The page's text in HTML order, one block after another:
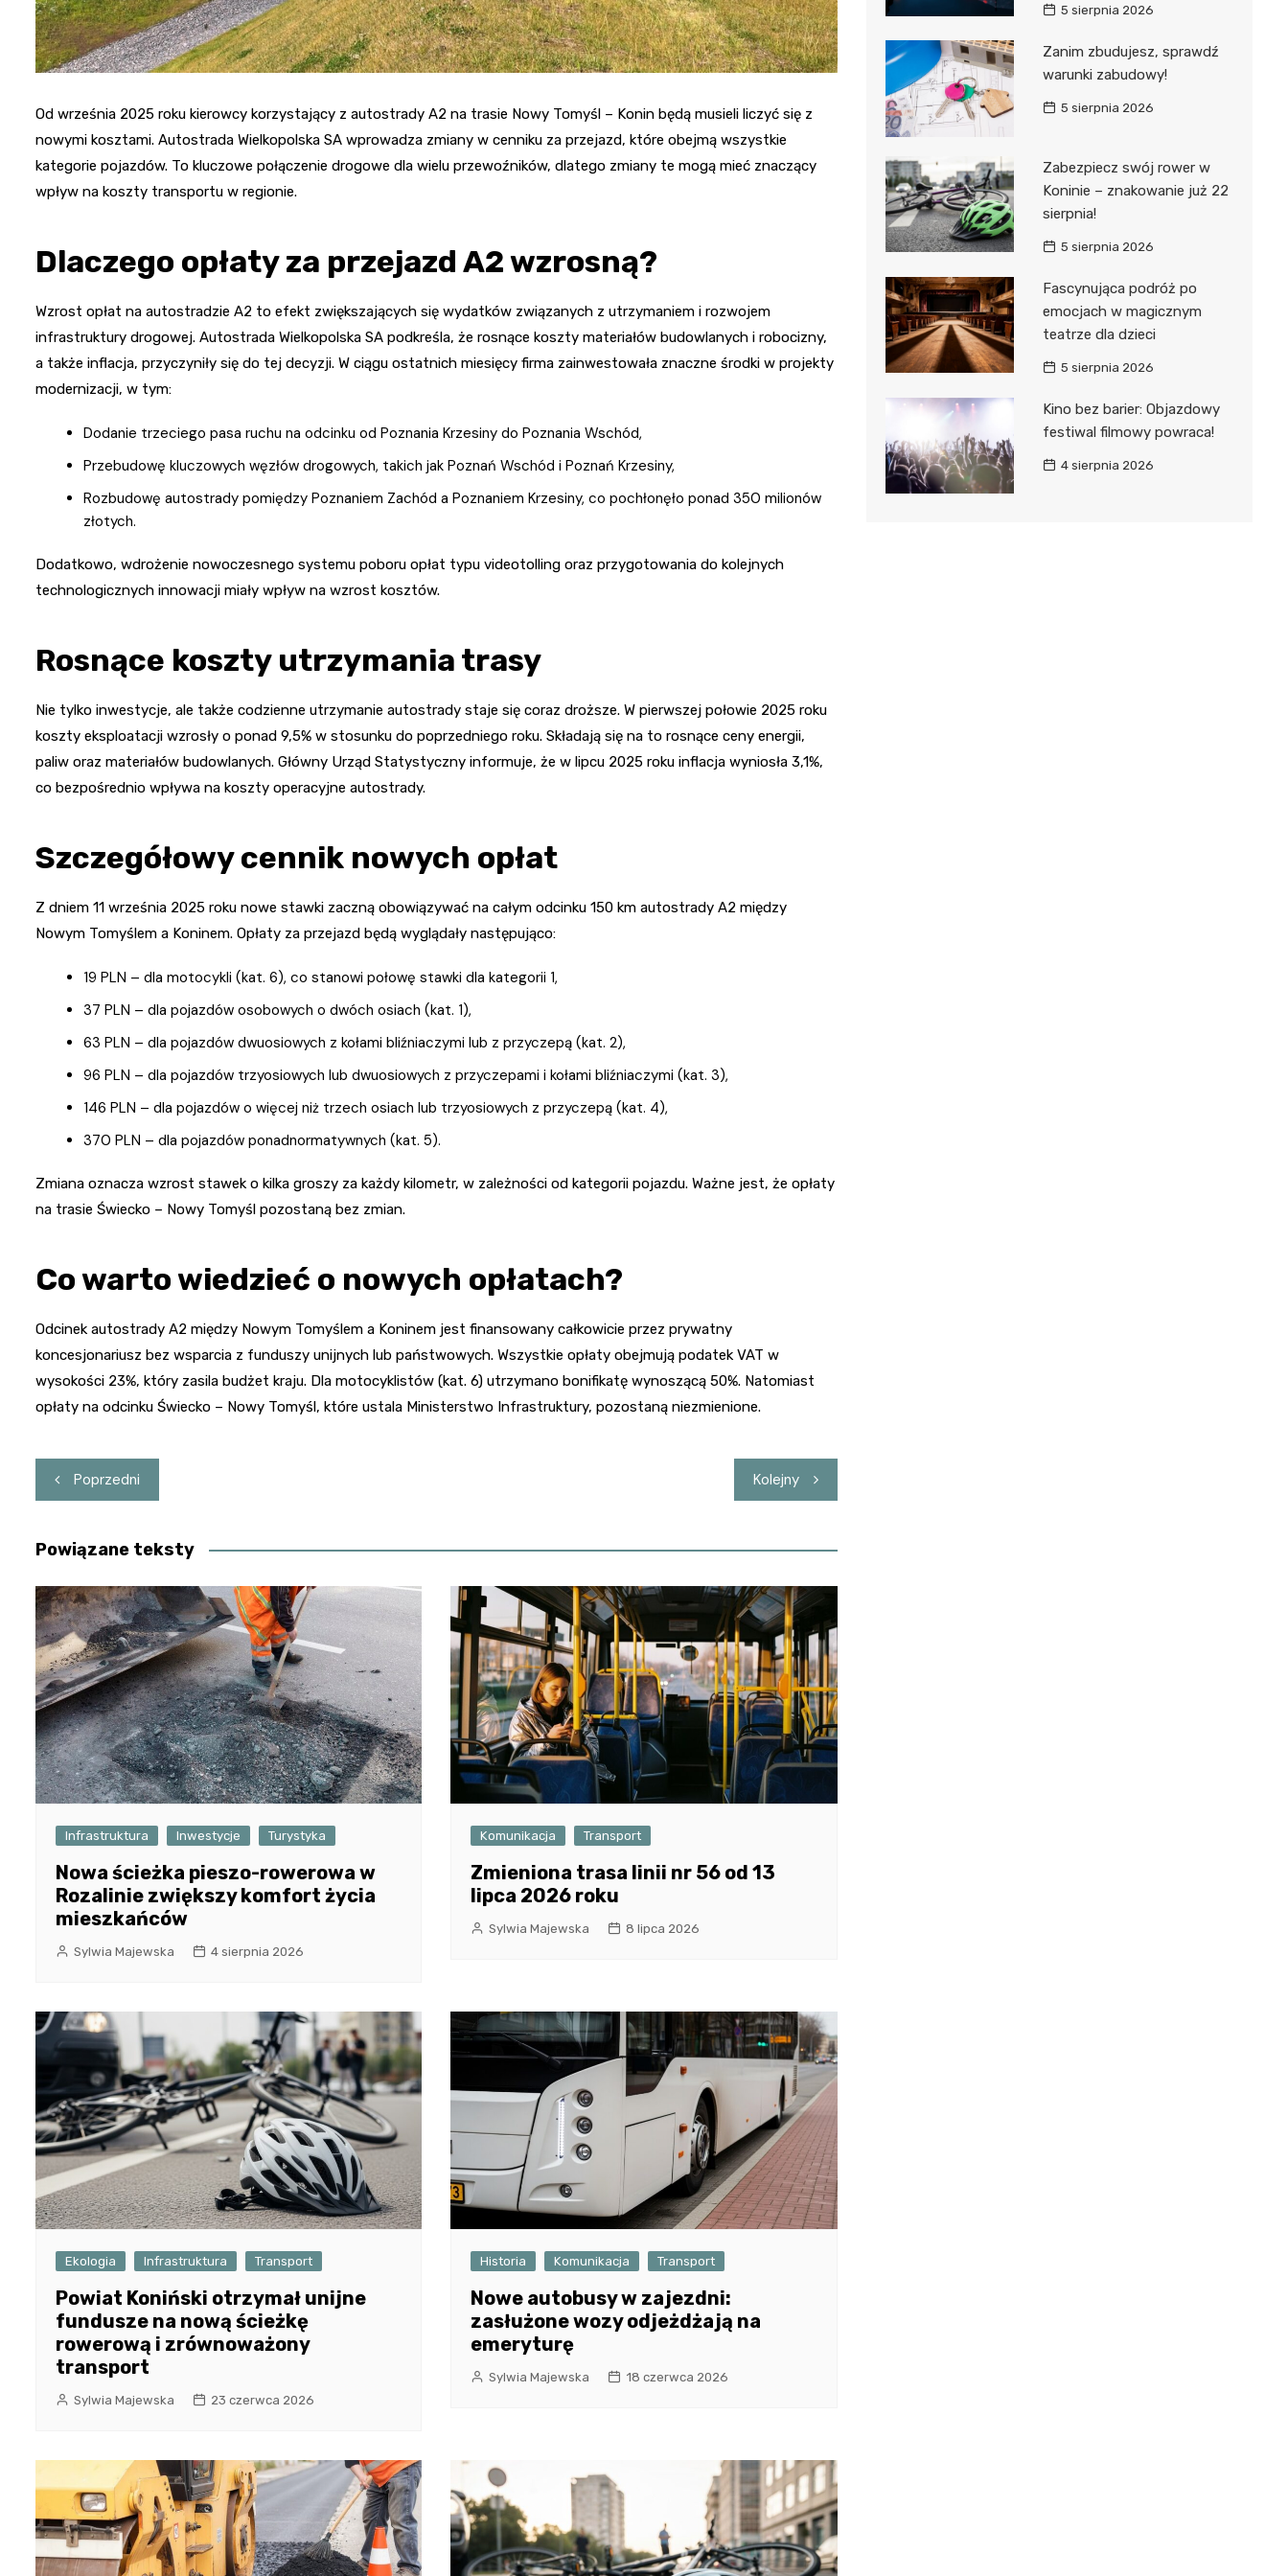
Od września 2025 roku kierowcy korzystający z autostrady A2 na trasie Nowy Tomyśl – Konin będą musieli liczyć się z
nowymi kosztami. Autostrada Wielkopolska SA wprowadza zmiany w cenniku za przejazd, które obejmą wszystkie
kategorie pojazdów. To kluczowe połączenie drogowe dla wielu przewoźników, dlatego zmiany te mogą mieć znaczący
wpływ na koszty transportu w regionie.
Dlaczego opłaty za przejazd A2 wzrosną?
Wzrost opłat na autostradzie A2 to efekt zwiększających się wydatków związanych z utrzymaniem i rozwojem
infrastruktury drogowej. Autostrada Wielkopolska SA podkreśla, że rosnące koszty materiałów budowlanych i robocizny,
a także inflacja, przyczyniły się do tej decyzji. W ciągu ostatnich miesięcy firma zainwestowała znaczne środki w projekty
modernizacji, w tym:
Dodanie trzeciego pasa ruchu na odcinku od Poznania Krzesiny do Poznania Wschód,
Przebudowę kluczowych węzłów drogowych, takich jak Poznań Wschód i Poznań Krzesiny,
Rozbudowę autostrady pomiędzy Poznaniem Zachód a Poznaniem Krzesiny, co pochłonęło ponad 350 milionów
złotych.
Dodatkowo, wdrożenie nowoczesnego systemu poboru opłat typu videotolling oraz przygotowania do kolejnych
technologicznych innowacji miały wpływ na wzrost kosztów.
Rosnące koszty utrzymania trasy
Nie tylko inwestycje, ale także codzienne utrzymanie autostrady staje się coraz droższe. W pierwszej połowie 2025 roku
koszty eksploatacji wzrosły o ponad 9,5% w stosunku do poprzedniego roku. Składają się na to rosnące ceny energii,
paliw oraz materiałów budowlanych. Główny Urząd Statystyczny informuje, że w lipcu 2025 roku inflacja wyniosła 3,1%,
co bezpośrednio wpływa na koszty operacyjne autostrady.
Szczegółowy cennik nowych opłat
Z dniem 11 września 2025 roku nowe stawki zaczną obowiązywać na całym odcinku 150 km autostrady A2 między
Nowym Tomyślem a Koninem. Opłaty za przejazd będą wyglądały następująco:
19 PLN – dla motocykli (kat. 6), co stanowi połowę stawki dla kategorii 1,
37 PLN – dla pojazdów osobowych o dwóch osiach (kat. 1),
63 PLN – dla pojazdów dwuosiowych z kołami bliźniaczymi lub z przyczepą (kat. 2),
96 PLN – dla pojazdów trzyosiowych lub dwuosiowych z przyczepami i kołami bliźniaczymi (kat. 3),
146 PLN – dla pojazdów o więcej niż trzech osiach lub trzyosiowych z przyczepą (kat. 4),
370 PLN – dla pojazdów ponadnormatywnych (kat. 5).
Zmiana oznacza wzrost stawek o kilka groszy za każdy kilometr, w zależności od kategorii pojazdu. Ważne jest, że opłaty
na trasie Świecko – Nowy Tomyśl pozostaną bez zmian.
Co warto wiedzieć o nowych opłatach?
Odcinek autostrady A2 między Nowym Tomyślem a Koninem jest finansowany całkowicie przez prywatny
koncesjonariusz bez wsparcia z funduszy unijnych lub państwowych. Wszystkie opłaty obejmują podatek VAT w
wysokości 23%, który zasila budżet kraju. Dla motocyklistów (kat. 6) utrzymano bonifikatę wynoszącą 50%. Natomiast
opłaty na odcinku Świecko – Nowy Tomyśl, które ustala Ministerstwo Infrastruktury, pozostaną niezmienione.
Nawigacja
wpisu
Poprzedni Kolejny
Powiązane teksty
Infrastruktura Inwestycje Turystyka
Nowa ścieżka pieszo-rowerowa w
Rozalinie zwiększy komfort życia
mieszkańców
Sylwia Majewska 4 sierpnia 2026
Komunikacja Transport
Zmieniona trasa linii nr 56 od 13
lipca 2026 roku
Sylwia Majewska 8 lipca 2026
Ekologia Infrastruktura Transport
Powiat Koniński otrzymał unijne
fundusze na nową ścieżkę
rowerową i zrównoważony
transport
Sylwia Majewska 23 czerwca 2026
Historia Komunikacja Transport
Nowe autobusy w zajezdni:
zasłużone wozy odjeżdżają na
emeryturę
Sylwia Majewska 18 czerwca 2026
5 sierpnia 2026
Zanim zbudujesz, sprawdź
warunki zabudowy!
5 sierpnia 2026
Zabezpiecz swój rower w
Koninie – znakowanie już 22
sierpnia!
5 sierpnia 2026
Fascynująca podróż po
emocjach w magicznym
teatrze dla dzieci
5 sierpnia 2026
Kino bez barier: Objazdowy
festiwal filmowy powraca!
4 sierpnia 2026